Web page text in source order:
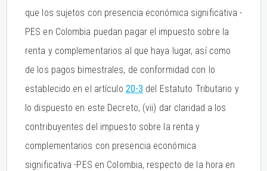
que los sujetos con presencia económica significativa -
PES en Colombia puedan pagar el impuesto sobre la
renta y complementarios al que haya lugar, así como
de los pagos bimestrales, de conformidad con lo
establecido en el artículo 20-3 del Estatuto Tributario y
lo dispuesto en este Decreto, (vii) dar claridad a los
contribuyentes del impuesto sobre la renta y
complementarios con presencia económica
significativa -PES en Colombia, respecto de la hora en